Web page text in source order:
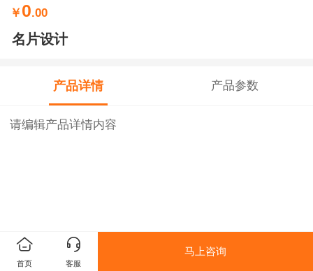
￥ 0.00
名片设计
产品详情 产品参数
请编辑产品详情内容
首页 客服
马上咨询